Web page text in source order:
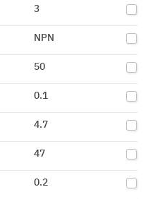
3
NPN
50
0.1
4.7
47
0.2